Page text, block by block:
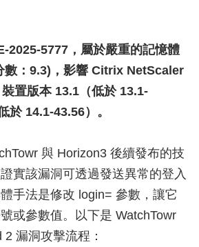
2025-5777，屬於嚴重的記憶體
數：9.3)，影響 Citrix NetScaler
置版本 13.1（低於 13.1-
於 14.1-43.56）。
與 Horizon3 後續發布的技
實該漏洞可透過發送異常的登入
手法是修改 login= 參數，讓它
或參數值。以下是 WatchTowr
漏洞攻擊流程：